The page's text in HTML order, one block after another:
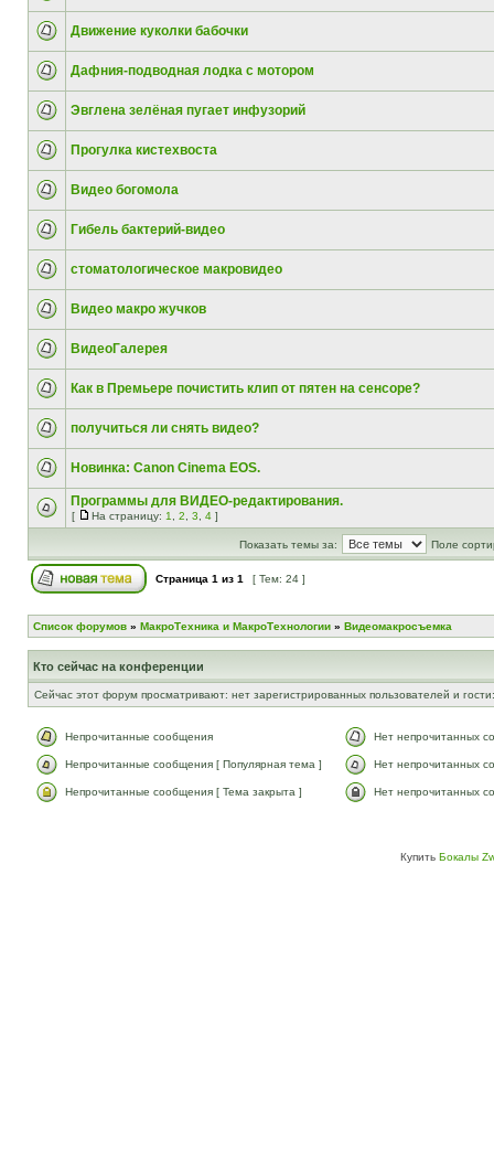
Движение куколки бабочки
Дафния-подводная лодка с мотором
Эвглена зелёная пугает инфузорий
Прогулка кистехвоста
Видео богомола
Гибель бактерий-видео
стоматологическое макровидео
Видео макро жучков
ВидеоГалерея
Как в Премьере почистить клип от пятен на сенсоре?
получиться ли снять видео?
Новинка: Canon Cinema EOS.
Программы для ВИДЕО-редактирования.
[ На страницу: 1 2 3 4 ]
Показать темы за: Поле
Страница 1 из 1 [ Тем: 24 ]
Список форумов » МакроТехника и МакроТехнологии » Видеомакросъемка
Кто сейчас на конференции
Сейчас этот форум просматривают: нет зарегистрированных пользователей и
Непрочитанные сообщения Нет непрочитанных
Непрочитанные сообщения [ Популярная тема ] Нет непрочитанных
Непрочитанные сообщения [ Тема закрыта ] Нет непрочитанных
Купить Бокалы